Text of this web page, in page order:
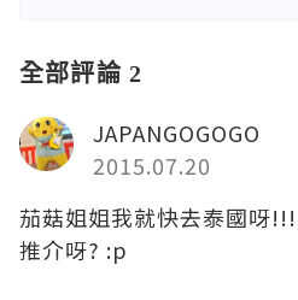
全部評論 2
JAPANGOGOGO
2015.07.20
茄菇姐姐我就快去泰國呀
推介呀? :p